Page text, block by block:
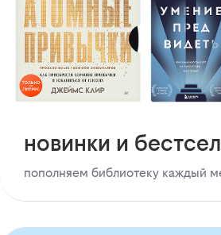
новинки и
пополняем библиотеку каждый